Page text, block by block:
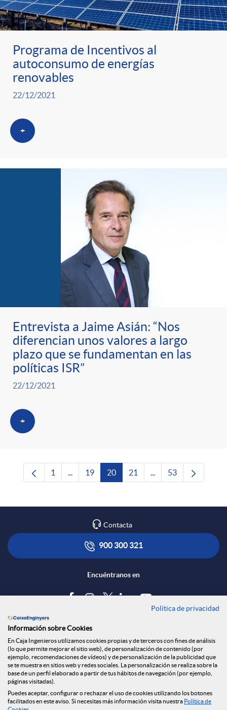
Programa de Incentivos al
autoconsumo de energías
renovables
22/12/2021
+
Entrevista a Jaime Asián: “Nos
diferencian unos valores a largo
plazo que se fundamentan en las
políticas ISR”
22/12/2021
+
Página
1 ...Páginas intermedias Use TAB para
Página
19 Página
20 Página
21 ...Páginas intermedias
Página
53
Contacta
900 300 321
Encuéntranos en
Tablón de anuncios
Política de cookies
Aviso legal
Seguridad Online
Privacidad
Canal denuncias
Política de privacidad
Información sobre Cookies
En Caja Ingenieros utilizamos cookies propias y de terceros con fines de análisis
(lo que permite mejorar el sitio web), de personalización de contenido (por
ejemplo, recomendaciones de vídeos) y de personalización de la publicidad que
se te muestra en sitios web y redes sociales. La personalización se realiza sobre la
base de un perfil elaborado a partir de tus hábitos de navegación (por ejemplo,
páginas visitadas).
Puedes aceptar, configurar o rechazar el uso de cookies utilizando los botones
facilitados en este aviso. Si necesitas más información visita nuestra Política de